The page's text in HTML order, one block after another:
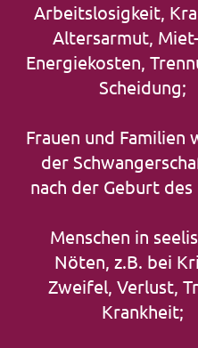
Arbeitslosigkeit,
Altersarmut,
Energiekosten,
Scheidung;
Frauen und Familien
der
nach der Geburt des
Menschen in
Nöten, z.B. bei
Zweifel, Verlust,
Krankheit;